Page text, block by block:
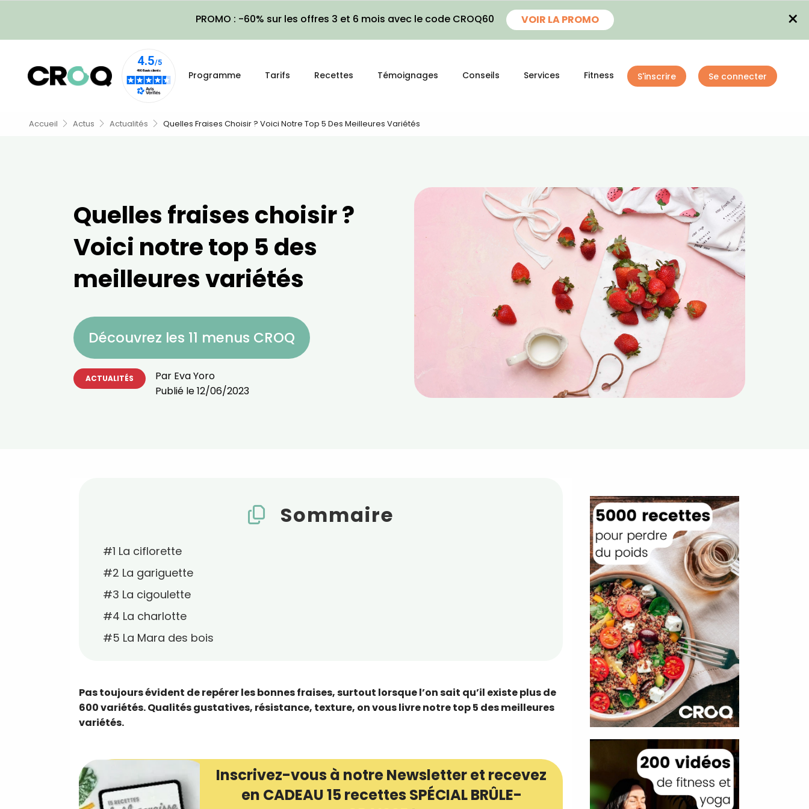
PROMO : -60% sur les offres 3 et 6 mois avec le code CROQ60 VOIR LA PROMO ×
Programme Tarifs Recettes Témoignages Conseils Services Fitness S'inscrire Se connecter
Accueil Actus Actualités Quelles Fraises Choisir ? Voici Notre Top 5 Des Meilleures Variétés
Quelles fraises choisir ?
Voici notre top 5 des
meilleures variétés
Découvrez les 11 menus CROQ
ACTUALITÉS Par Eva Yoro
Publié le12/06/2023
Sommaire
#1 La ciflorette
#2 La gariguette
#3 La cigoulette
#4 La charlotte
#5 La Mara des bois
Pas toujours évident de repérer les bonnes fraises, surtout lorsque l’on sait qu’il existe plus de
600 variétés. Qualités gustatives, résistance, texture, on vous livre notre top 5 des meilleures
variétés.
Inscrivez-vous à notre Newsletter et recevez
en CADEAU 15 recettes SPÉCIAL BRÛLE-